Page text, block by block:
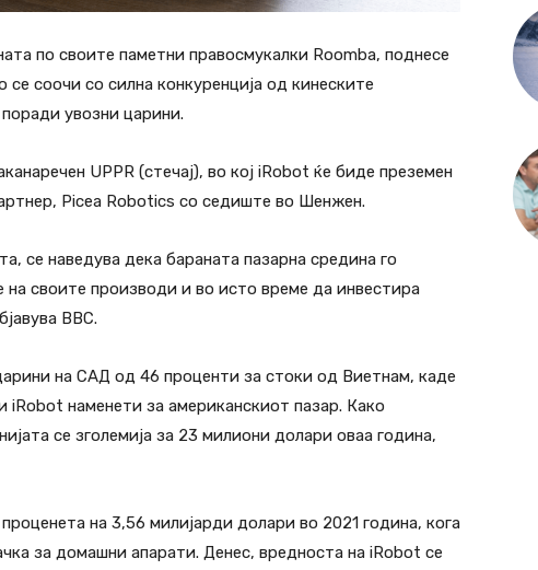
по своите паметни правосмукалки Roomba, поднесе
соочи со силна конкуренција од кинеските
увозни царини.
UPPR (стечај), во кој iRobot ќе биде преземен
Picea Robotics со седиште во Шенжен.
се наведува дека бараната пазарна средина го
своите производи и во исто време да инвестира
BBC.
на САД од 46 проценти за стоки од Виетнам, каде
наменети за американскиот пазар. Како
се зголемија за 23 милиони долари оваа година,
на 3,56 милијарди долари во 2021 година, кога
за домашни апарати. Денес, вредноста на iRobot се